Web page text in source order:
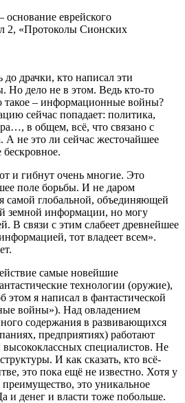
еврейского
2, «Протоколы Сионских
драчки, кто написал эти
Но дело не в этом. Ведь кто-то
такое – информационные войны?
сейчас попадает: политика,
в общем, всё, что связано с
А не это ли сейчас жесточайшее
и гибнут очень многие. Это
поле борьбы. И не даром
самой глобальной, объединяющей
земной информации, но могу
В связи с этим слабеет древнейшее
тот владеет всем».
самые новейшие
технологии (оружие),
этом я написал в фантастической
войны»). Над овладением
содержания в развивающихся
предприятиях) работают
специалистов. Не
И как сказать, кто всё-
это пока ещё не известно. Хотя у
преимущество, это уникальное
и денег и власти тоже побольше.